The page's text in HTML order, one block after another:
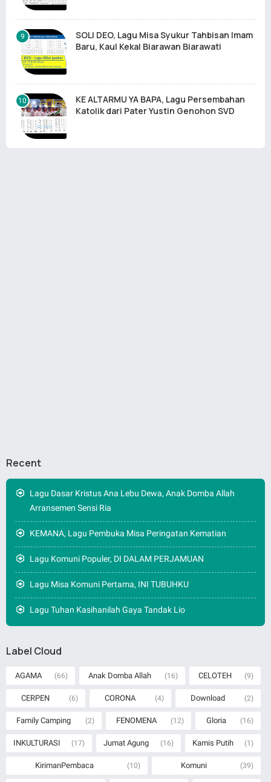
SOLI DEO, Lagu Misa Syukur Tahbisan Imam
Baru, Kaul Kekal Biarawan Biarawati
KE ALTARMU YA BAPA, Lagu Persembahan
Katolik dari Pater Yustin Genohon SVD
Recent
Lagu Dasar Kristus Ana Lebu Dewa, Anak Domba Allah
Arransemen Sensi Ria
KEMANA, Lagu Pembuka Misa Peringatan Kematian
Lagu Komuni Populer, DI DALAM PERJAMUAN
Lagu Misa Komuni Pertama, INI TUBUHKU
Lagu Tuhan Kasihanilah Gaya Tandak Lio
Label Cloud
AGAMA (66) Anak Domba Allah (16) CELOTEH (9)
CERPEN (6) CORONA (4) Download (2)
Family Camping (2) FENOMENA (12) Gloria (16)
INKULTURASI (17) Jumat Agung (16) Kamis Putih (1)
KirimanPembaca (10) Komuni (39)